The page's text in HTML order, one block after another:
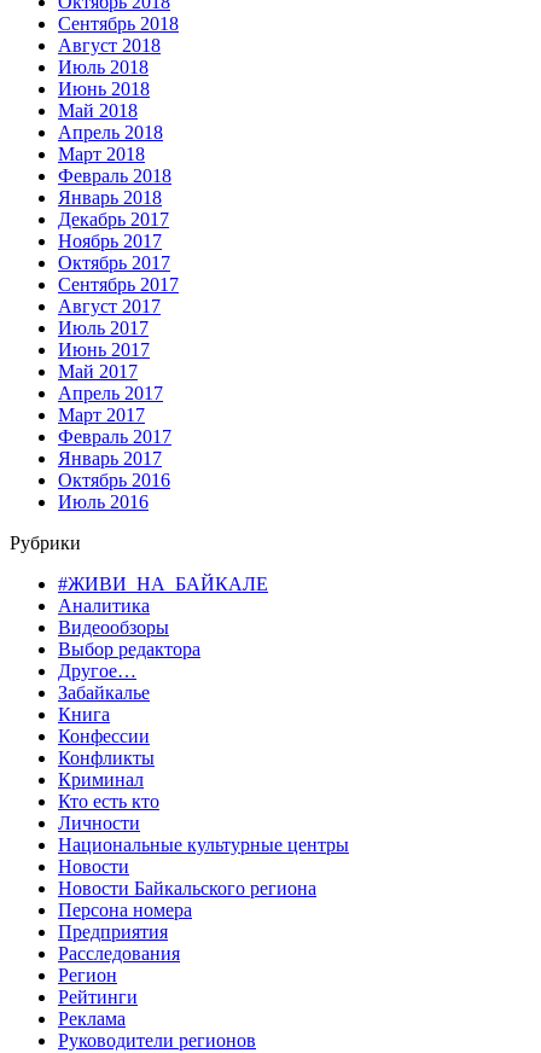
Сентябрь 2018
Август 2018
Июль 2018
Июнь 2018
Май 2018
Апрель 2018
Март 2018
Февраль 2018
Январь 2018
Декабрь 2017
Ноябрь 2017
Октябрь 2017
Сентябрь 2017
Август 2017
Июль 2017
Июнь 2017
Май 2017
Апрель 2017
Март 2017
Февраль 2017
Январь 2017
Октябрь 2016
Июль 2016
Рубрики
#ЖИВИ_НА_БАЙКАЛЕ
Аналитика
Видеообзоры
Выбор редактора
Другое…
Забайкалье
Книга
Конфессии
Конфликты
Криминал
Кто есть кто
Личности
Национальные культурные центры
Новости
Новости Байкальского региона
Персона номера
Предприятия
Расследования
Регион
Рейтинги
Реклама
Руководители регионов